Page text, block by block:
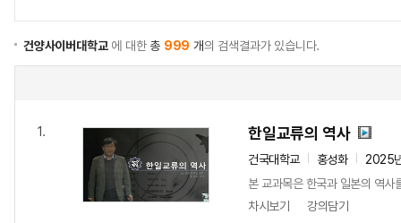
건양사이버대학교에 대한총 999 개의 검색결과가 있습니다.
1. 한일교류의 역사
건국대학교 홍성화
2025
본 교과목은 한국과 일본의 역사
차시보기
강의담기